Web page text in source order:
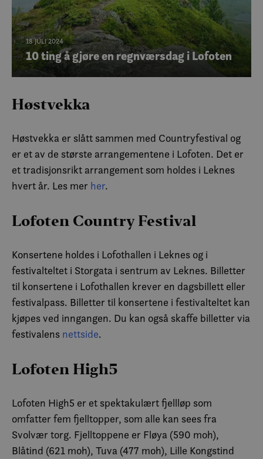
18 JULI 2024
10 ting å gjøre en regnværsdag i Lofoten
Høstvekka
Høstvekka er slått sammen med Countryfestival og
er et av de største arrangementene i Lofoten. Det er
et tradisjonsrikt arrangement som holdes i Leknes
hvert år. Les mer her.
Lofoten Country Festival
Konsertene holdes i Lofothallen i Leknes og i
festivalteltet i Storgata i sentrum av Leknes. Billetter
til konsertene i Lofothallen krever en dagsbillett eller
festivalpass. Billetter til konsertene i festivalteltet kan
kjøpes ved inngangen. Du kan også skaffe billetter via
festivalens nettside.
Lofoten High5
Lofoten High5 er et spektakulært fjellløp som
omfatter fem fjelltopper, som alle kan sees fra
Svolvær torg. Fjelltoppene er Fløya (590 moh),
Blåtind (621 moh), Tuva (477 moh), Lille Kongstind